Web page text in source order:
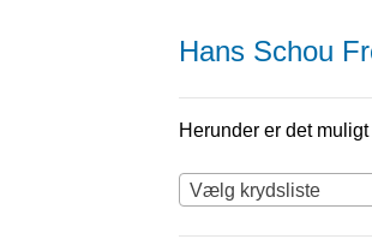
Hans Schou
Herunder er det
Vælg krydsliste